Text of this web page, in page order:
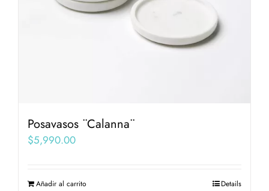
Posavasos ¨Calanna¨
$5,990.00
Añadir al carrito Details